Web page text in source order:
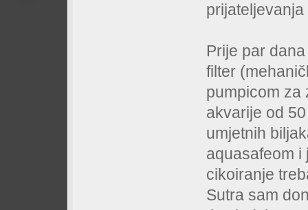
Prije par
filter
pumpicom za
akvarije od
umjetnih
aquasafeom i
cikoiranje
Sutra sam